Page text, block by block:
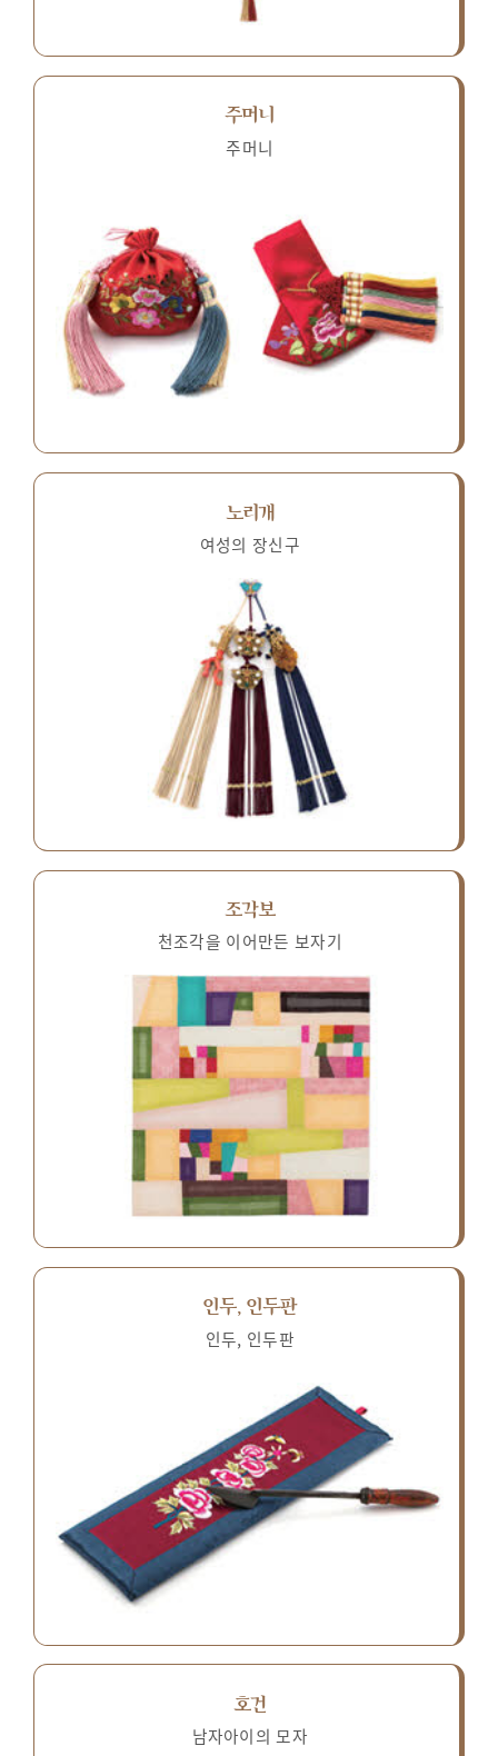
주머니
주머니
노리개
여성의 장신구
조각보
천조각을 이어만든 보자기
인두, 인두판
인두, 인두판
호건
남자아이의 모자